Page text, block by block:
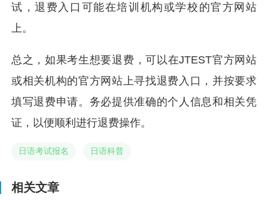
试，退费入口可能在培训机构或学校的官方网站
上。
总之，如果考生想要退费，可以在JTEST官方网站
或相关机构的官方网站上寻找退费入口，并按要求
填写退费申请。务必提供准确的个人信息和相关凭
证，以便顺利进行退费操作。
日语考试报名 日语科普
相关文章